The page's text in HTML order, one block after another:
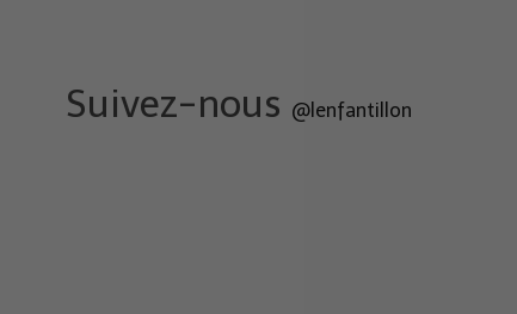
Suivez-nous @lenfantillon